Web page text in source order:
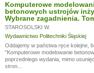
Komputerowe
betonowych ustrojów
Wybrane zagadnienia.
STAROSOLSKI W.
Wydawnictwo Politechniki Śląskiej
Oddajemy w państwa ręce kolejne,
"Komputerowe modelowanie
poprzedniego wydania, mimo
stron...